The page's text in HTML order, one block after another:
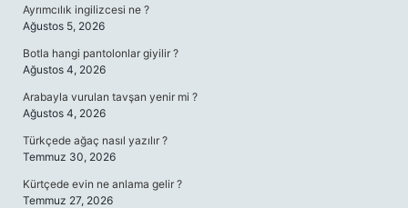
Ayrımcılık ingilizcesi ne ?
Ağustos 5, 2026
Botla hangi pantolonlar giyilir ?
Ağustos 4, 2026
Arabayla vurulan tavşan yenir mi ?
Ağustos 4, 2026
Türkçede ağaç nasıl yazılır ?
Temmuz 30, 2026
Kürtçede evin ne anlama gelir ?
Temmuz 27, 2026